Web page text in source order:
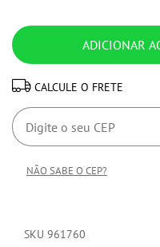
CALCULE O FRETE
NÃO SABE O CEP?
SKU 961760